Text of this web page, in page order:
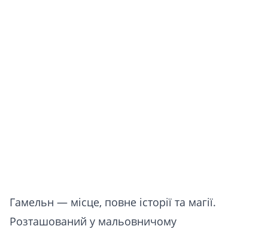
Гамельн — місце, повне історії та магії.
Розташований у мальовничому